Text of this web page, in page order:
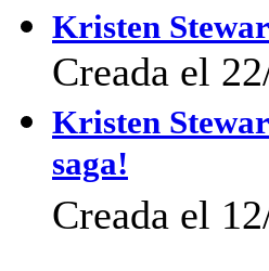
Kristen
Creada el
Kristen
saga!
Creada el